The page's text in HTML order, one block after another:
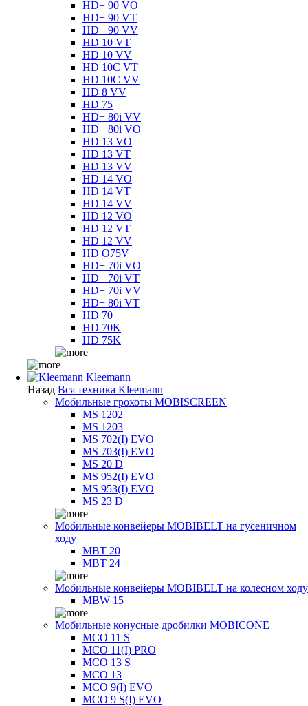
HD+ 90 VO
HD+ 90 VT
HD+ 90 VV
HD 10 VT
HD 10 VV
HD 10C VT
HD 10C VV
HD 8 VV
HD 75
HD+ 80i VV
HD+ 80i VO
HD 13 VO
HD 13 VT
HD 13 VV
HD 14 VO
HD 14 VT
HD 14 VV
HD 12 VO
HD 12 VT
HD 12 VV
HD O75V
HD+ 70i VO
HD+ 70i VT
HD+ 70i VV
HD+ 80i VT
HD 70
HD 70K
HD 75K
Kleemann
Назад Вся техника Kleemann
Мобильные грохоты MOBISCREEN
MS 1202
MS 1203
MS 702(I) EVO
MS 703(I) EVO
MS 20 D
MS 952(I) EVO
MS 953(I) EVO
MS 23 D
Мобильные конвейеры MOBIBELT на гусеничном
ходу
MBT 20
MBT 24
Мобильные конвейеры MOBIBELT на колесном ходу
MBW 15
Мобильные конусные дробилки MOBICONE
MCO 11 S
MCO 11(I) PRO
MCO 13 S
MCO 13
MCO 9(I) EVO
MCO 9 S(I) EVO